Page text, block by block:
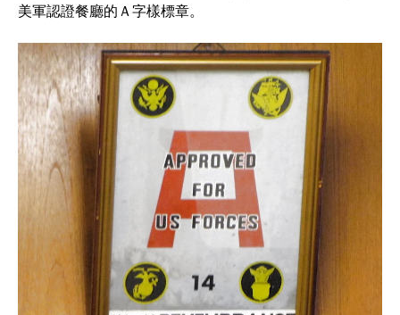
美軍認證餐廳的Ａ字樣標章。